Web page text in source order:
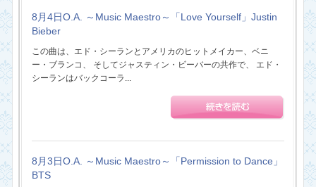
8月4日O.A. ～Music Maestro～「Love Yourself」Justin
Bieber
この曲は、エド・シーランとアメリカのヒットメイカー、ベニ
ー・ブランコ、 そしてジャスティン・ビーバーの共作で、 エド・
シーランはバックコーラ...
8月3日O.A. ～Music Maestro～「Permission to Dance」
BTS